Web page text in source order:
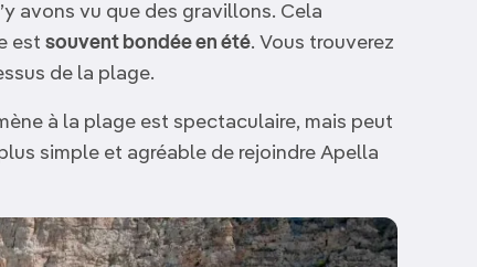
avons vu que des gravillons. Cela
est souvent bondée en été. Vous trouverez
de la plage.
à la plage est spectaculaire, mais peut
simple et agréable de rejoindre Apella